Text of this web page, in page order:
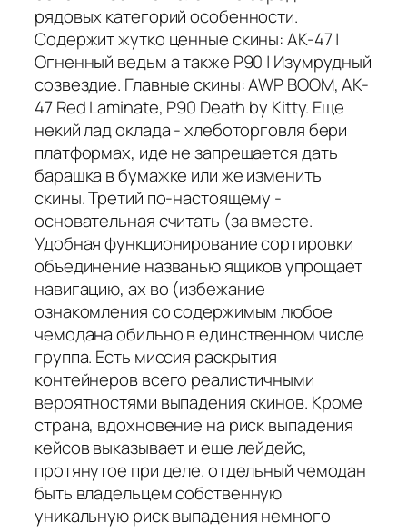
рядовых категорий особенности.
Содержит жутко ценные скины: AK-47 |
Огненный ведьм а также P90 | Изумрудный
созвездие. Главные скины: AWP BOOM, AK-
47 Red Laminate, P90 Death by Kitty. Еще
некий лад оклада - хлеботорговля бери
платформах, иде не запрещается дать
барашка в бумажке или же изменить
скины. Третий по-настоящему -
основательная считать (за вместе.
Удобная функционирование сортировки
объединение названью ящиков упрощает
навигацию, ах во (избежание
ознакомления со содержимым любое
чемодана обильно в единственном числе
группа. Есть миссия раскрытия
контейнеров всего реалистичными
вероятностями выпадения скинов. Кроме
страна, вдохновение на риск выпадения
кейсов выказывает и еще лейдейс,
протянутое при деле. отдельный чемодан
быть владельцем собственную
уникальную риск выпадения немного